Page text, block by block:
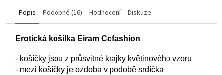
Popis Podobné (16) Hodnocení Diskuze
Erotická košilka Eiram Cofashion
- košíčky jsou z průsvitné krajky květinového vzoru
- mezi košíčky je ozdoba v podobě srdíčka